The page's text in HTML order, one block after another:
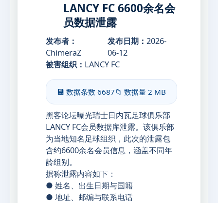
LANCY FC 6600余名会
员数据泄露
发布者：
ChimeraZ
发布日期： 2026-
06-12
被害组织： LANCY FC
💾 数据条数 6687📁 数据量 2 MB
黑客论坛曝光瑞士日内瓦足球俱乐部
LANCY FC会员数据库泄露。该俱乐部
为当地知名足球组织，此次的泄露包
含约6600余名会员信息，涵盖不同年
龄组别。
据称泄露内容如下：
● 姓名、出生日期与国籍
● 地址、邮编与联系电话